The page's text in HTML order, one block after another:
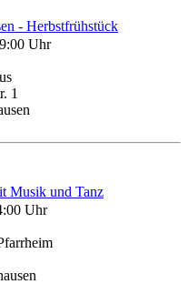
- Herbstfrühstück
Uhr
1
Musik und Tanz
Uhr